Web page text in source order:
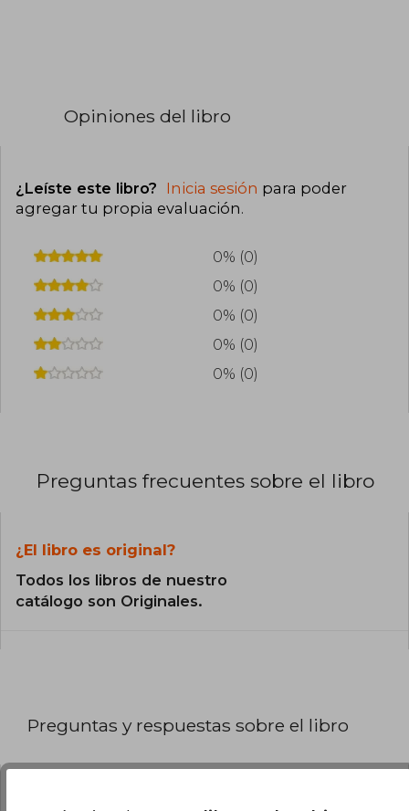
Opiniones del libro
¿Leíste este libro? Inicia sesión para poder
agregar tu propia evaluación.
0% (0)
0% (0)
0% (0)
0% (0)
0% (0)
Preguntas frecuentes sobre el libro
¿El libro es original?
Todos los libros de nuestro
catálogo son Originales.
Preguntas y respuestas sobre el libro